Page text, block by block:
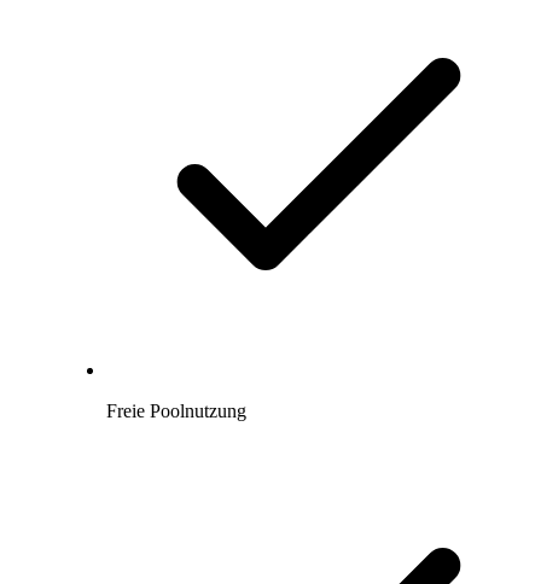
Freie Poolnutzung